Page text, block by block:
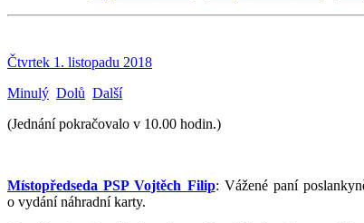
Čtvrtek 1. listopadu 2018
Minulý Dolů Další
(Jednání pokračovalo v 10.00 hodin.)
Místopředseda PSP Vojtěch Filip: Vážené paní
o vydání náhradní karty.